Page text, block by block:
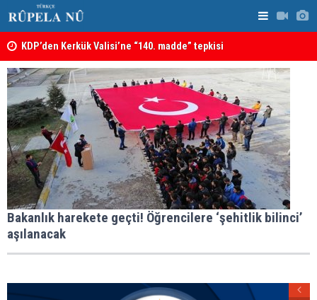
KDP’den Kerkük Valisi’ne “140. madde” tepkisi
Bakanlık harekete geçti! Öğrencilere ‘şehitlik bilinci’
aşılanacak